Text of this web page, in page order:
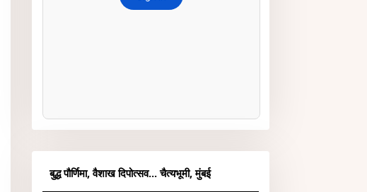
बुद्ध पौर्णिमा, वैशाख दिपोत्सव... चैत्यभूमी, मुंबई